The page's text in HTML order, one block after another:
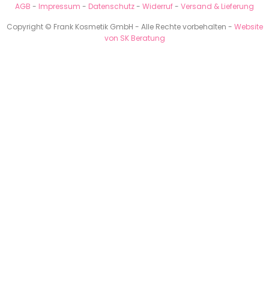
AGB - Impressum - Datenschutz- Widerruf- Versand & Lieferung
Copyright © Frank Kosmetik GmbH - Alle Rechte vorbehalten - Website
von SK Beratung